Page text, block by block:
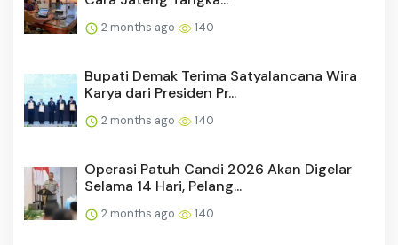
2 months ago 140
Bupati Demak Terima Satyalancana Wira
Karya dari Presiden Pr...
2 months ago 140
Operasi Patuh Candi 2026 Akan Digelar
Selama 14 Hari, Pelang...
2 months ago 140